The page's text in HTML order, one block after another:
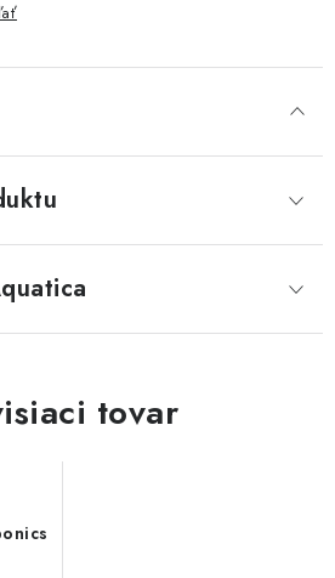
tovar